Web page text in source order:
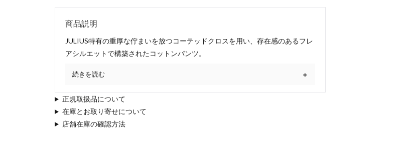
商品説明
JULIUS特有の重厚な佇まいを放つコーテッドクロスを用い、存在感のあるフレ
アシルエットで構築されたコットンパンツ。
続きを読む
正規取扱品について
在庫とお取り寄せについて
店舗在庫の確認方法